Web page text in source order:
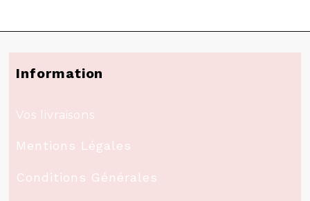
Information
Vos livraisons
Mentions Légales
Conditions Générales